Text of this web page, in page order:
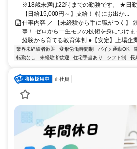
※18歳未満は22時までの勤務です。 ★日
【日給15,000円～】支給！ 特にお出か...
仕事内容 ／ 【未経験から手に職がつく】
事！ ゼロから一生モノの技術を身につけ
経験から育てる教育体制 ●【安定】上場企
業界未経験者歓迎 変形労働時間制 バイク通勤OK
転勤なし
未経験者歓迎 住宅手当あり シフト制 長
正社員